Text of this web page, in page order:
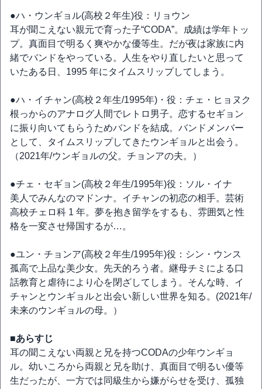
●ハ・ウンギョル(高校２年生)役：リョウン
耳が聞こえない親元で育った子“CODA”。成績は学年トッ
プ。真面目で明るく爽やかな優等生。だが夜は家族に内
緒でバンドをやっている。人生をやり直したいと思って
いたある日、1995 年にタイムスリップしてしまう。
●ハ・イチャン(高校２年生/1995年)・役：チェ・ヒョヌク
根っからのアナログ人間でレトロ男子。恋するセギョン
に振り向いてもらうためバンドを結成。バンドメンバー
として、タイムスリップしてきたウンギョルと出会う。
（2021年/ウンギョルの父。チョンアの夫。）
●チェ・セギョン(高校２年生/1995年)役：ソル・イナ
美人でみんなのマドンナ。イチャンの初恋の相手。芸術
高校チェロ科 1 年。夢を抱き留学をするも、雰囲気と性
格を一変させ帰国するが…。
●ユン・チョンア(高校２年生/1995年)役：シン・ウンス
孤高で上品な美少女。先天的ろう者。継母チミによる口
話教育と虐待により心を閉ざしてしまう。そんな時、イ
チャンとウンギョルと出会い新しい世界を知る。(2021年/
未来のウンギョルの母。）
■あらすじ
耳の聞こえない両親と兄を持つCODAの少年ウンギョ
ル。幼いころから両親と兄を助け、真面目で明るい優等
生だったが、一方では同級生から嫌がらせを受け、孤独